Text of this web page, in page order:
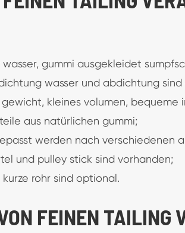
gummi ausgekleidet
wasser und abdichtung sind
kleines volumen, bequeme
aus natürlichen gummi;
werden nach verschiedenen
und pulley stick sind vorhanden;
rohr sind optional.
FEINEN TAILING